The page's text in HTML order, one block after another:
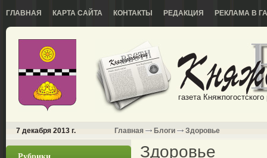
ГЛАВНАЯ КАРТА САЙТА КОНТАКТЫ РЕДАКЦИЯ РЕКЛАМА В
газета
7 декабря 2013 г. Главная Блоги Здоровье
Здоровье